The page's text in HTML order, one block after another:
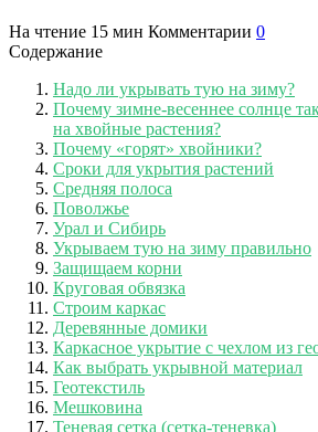
На чтение 15 мин Комментарии 0
Содержание
Надо ли укрывать тую на зиму?
Почему зимне-весеннее солнце
на хвойные растения?
Почему «горят» хвойники?
Сроки для укрытия растений
Средняя полоса
Поволжье
Урал и Сибирь
Укрываем тую на зиму правильно
Защищаем корни
Круговая обвязка
Строим каркас
Деревянные домики
Каркасное укрытие с чехлом из
Как выбрать укрывной материал
Геотекстиль
Мешковина
Теневая сетка (сетка-теневка)